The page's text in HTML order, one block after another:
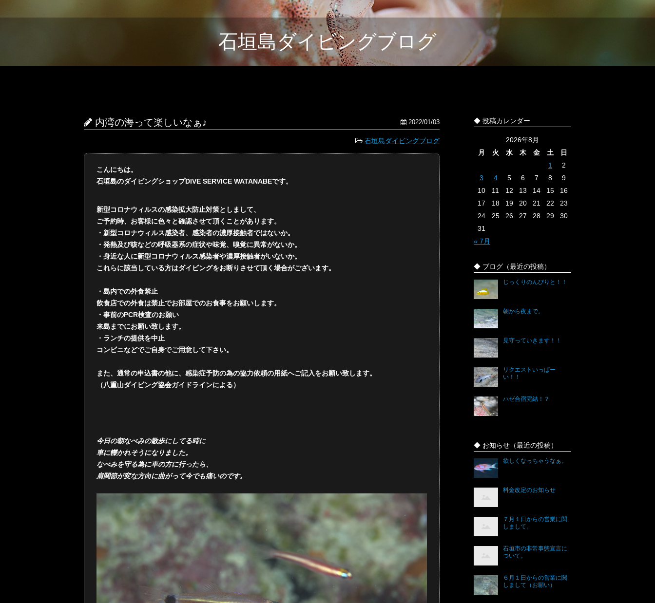
石垣島ダイビングブログ
内湾の海って楽しいなぁ♪ 2022/01/03
石垣島ダイビングブログ
こんにちは。
石垣島のダイビングショップDIVE SERVICE WATANABEです。
新型コロナウィルスの感染拡大防止対策としまして、
ご予約時、お客様に色々と確認させて頂くことがあります。
・新型コロナウィルス感染者、感染者の濃厚接触者ではないか。
・発熱及び咳などの呼吸器系の症状や味覚、嗅覚に異常がないか。
・身近な人に新型コロナウィルス感染者や濃厚接触者がいないか。
これらに該当している方はダイビングをお断りさせて頂く場合がございます。
・島内での外食禁止
飲食店での外食は禁止でお部屋でのお食事をお願いします。
・事前のPCR検査のお願い
来島までにお願い致します。
・ランチの提供を中止
コンビニなどでご自身でご用意して下さい。
また、通常の申込書の他に、感染症予防の為の協力依頼の用紙へご記入をお願い致します。
（八重山ダイビング協会ガイドラインによる）
今日の朝なべみの散歩にしてる時に
車に轢かれそうになりました。
なべみを守る為に車の方に行ったら、
肩関節が変な方向に曲がって今でも痛いのです。
◆ 投稿カレンダー
2026年8月
月
火 水 木 金 土
日
1
2
3
4 5 6 7 8
9
10
11 12 13 14 15
16
17
18 19 20 21 22
23
24
25 26 27 28 29
30
31
« 7月
◆ ブログ（最近の投稿）
じっくりのんびりと！！
朝から夜まで。
見守っていきます！！
リクエストいっぱー
い！！
ハゼ合宿完結！？
◆ お知らせ（最近の投稿）
欲しくなっちゃうなぁ。
料金改定のお知らせ
７月１日からの営業に関
しまして。
石垣市の非常事態宣言に
ついて。
６月１日からの営業に関
しまして（お願い）